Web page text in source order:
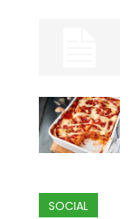
SOCIAL